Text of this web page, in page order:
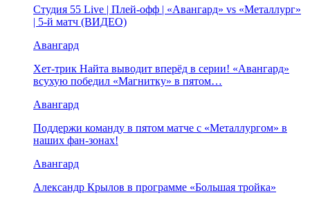
Студия 55 Live | Плей-офф | «Авангард» vs «Металлург»
| 5-й матч (ВИДЕО)
Авангард
Хет-трик Найта выводит вперёд в серии! «Авангард»
всухую победил «Магнитку» в пятом…
Авангард
Поддержи команду в пятом матче с «Металлургом» в
наших фан-зонах!
Авангард
Александр Крылов в программе «Большая тройка»